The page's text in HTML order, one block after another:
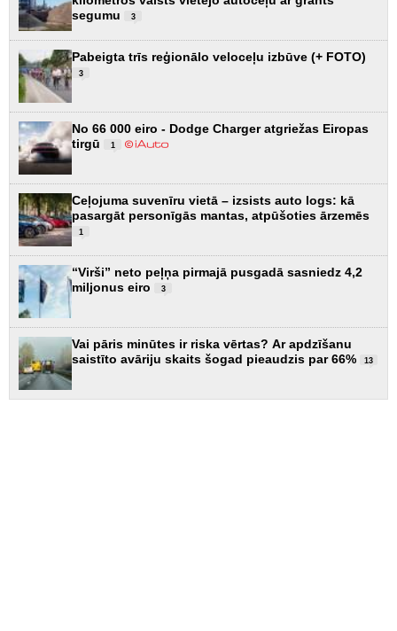
segumu
3
Pabeigta trīs reģionālo veloceļu izbūve (+ FOTO)
3
No 66 000 eiro - Dodge Charger atgriežas Eiropas
tirgū
1
Ceļojuma suvenīru vietā – izsists auto logs: kā
pasargāt personīgās mantas, atpūšoties ārzemēs
1
“Virši” neto peļņa pirmajā pusgadā sasniedz 4,2
miljonus eiro
3
Vai pāris minūtes ir riska vērtas? Ar apdzīšanu
saistīto avāriju skaits šogad pieaudzis par 66%
13